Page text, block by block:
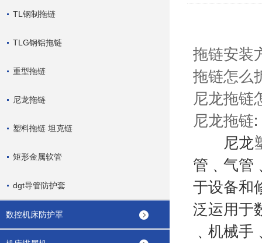
TL钢制拖链
TLG钢铝拖链
重型拖链
尼龙拖链
塑料拖链 坦克链
矩形金属软管
dgt导管防护套
数控机床防护罩
拖链安装
拖链怎么
尼龙拖链
尼龙拖链:
尼龙
管﹑气管
于设备和
泛运用于
﹑机械